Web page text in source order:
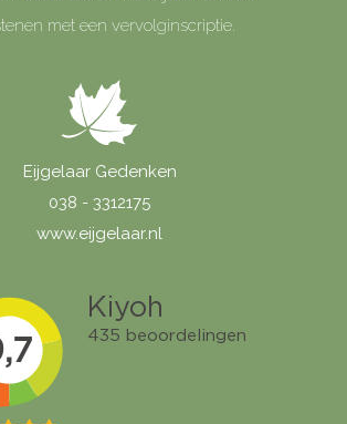
met een vervolginscriptie.
Eijgelaar Gedenken
038 - 3312175
www.eijgelaar.nl